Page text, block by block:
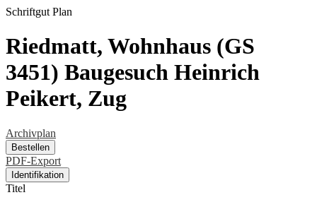
Schriftgut Plan
Riedmatt, Wohnhaus (GS
3451) Baugesuch Heinrich
Peikert, Zug
Archivplan
Bestellen
PDF-Export
Identifikation
Titel